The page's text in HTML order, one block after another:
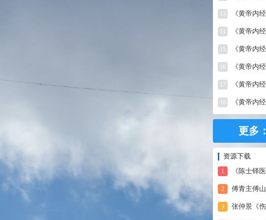
13 《黄帝内经》
14 《黄帝内经》
15 《黄帝内经
16 《黄帝内经》
17 《黄帝内经》
《黄帝内经
更多
资源下载
1 《陈士铎
2 傅青主傅
3 张仲景《